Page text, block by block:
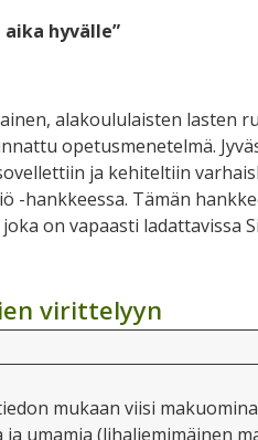
hyvälle”
alakoululaisten lasten
opetusmenetelmä.
ja kehiteltiin
-hankkeessa. Tämän
on vapaasti ladattavissa
virittelyyn
mukaan viisi
umamia (lihaliemimäinen